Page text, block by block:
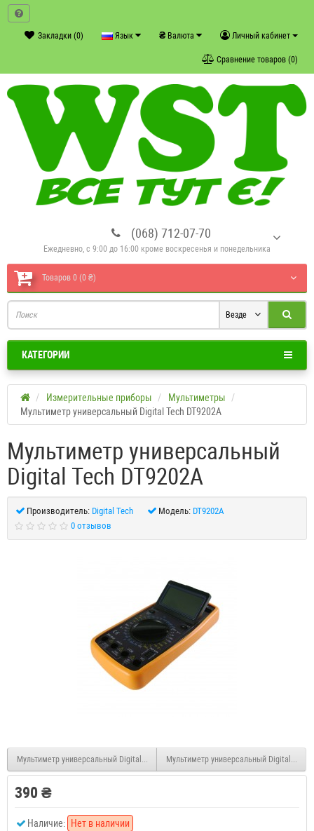
Личный кабинет
₴ Валюта
Язык
Закладки (0)
Сравнение товаров (0)
(068) 712-07-70
Ежедневно, с 9:00 до 16:00 кроме воскресенья и понедельника
Товаров 0 (0 ₴)
Везде
КАТЕГОРИИ
Измерительные приборы
Мультиметры
Мультиметр универсальный Digital Tech DT9202A
Мультиметр универсальный
Digital Tech DT9202A
Производитель: Digital Tech Модель: DT9202A
0 отзывов
Мультиметр универсальный Digital Tech DT832Мультиметр универсальный Digital Tech
390 ₴
Наличие: Нет в наличии